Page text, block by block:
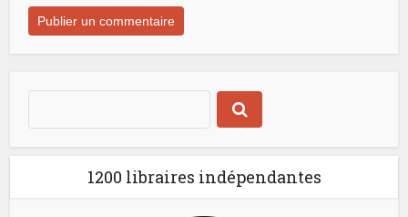
1200 libraires indépendantes